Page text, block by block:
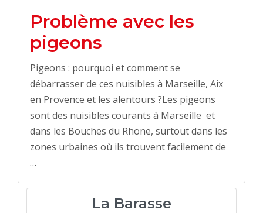
Problème avec les
pigeons
Pigeons : pourquoi et comment se
débarrasser de ces nuisibles à Marseille, Aix
en Provence et les alentours ?Les pigeons
sont des nuisibles courants à Marseille et
dans les Bouches du Rhone, surtout dans les
zones urbaines où ils trouvent facilement de
…
La Barasse